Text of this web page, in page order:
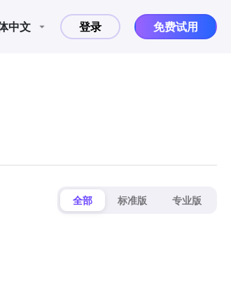
中文 登录 免费试用
全部 标准版 专业版